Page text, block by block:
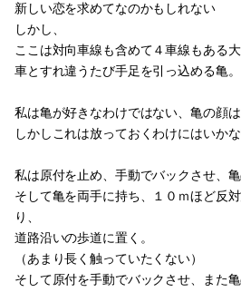
新しい恋を求めてなのかもしれない
しかし、
ここは対向車線も含めて４車線もある
車とすれ違うたび手足を引っ込める亀。
私は亀が好きなわけではない、亀の顔
しかしこれは放っておくわけにはいかな
私は原付を止め、手動でバックさせ、亀
そして亀を両手に持ち、１０ｍほど反
り、
道路沿いの歩道に置く。
（あまり長く触っていたくない）
そして原付を手動でバックさせ、また亀